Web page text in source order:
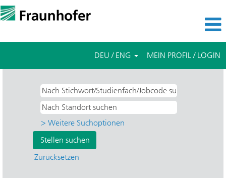
DEU / ENG MEIN PROFIL / LOGIN
> Weitere Suchoptionen
Zurücksetzen